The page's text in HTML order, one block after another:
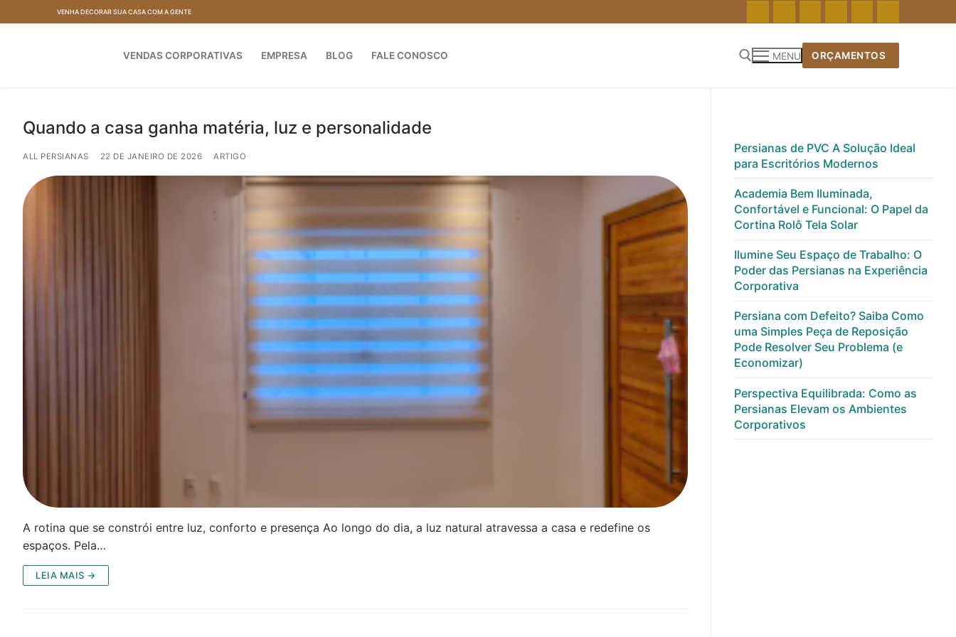
para
VENHA DECORAR SUA CASA COM A GENTE
VENDAS CORPORATIVAS EMPRESA BLOG FALE CONOSCO MENU ORÇAMENTOS
Quando a casa ganha matéria, luz e personalidade
ALL PERSIANAS 22 DE JANEIRO DE 2026 ARTIGO
A rotina que se constrói entre luz, conforto e presença Ao longo do dia, a luz natural atravessa a casa e redefine os
espaços. Pela…
LEIA MAIS →
Persianas de PVC A Solução Ideal
para Escritórios Modernos
Academia Bem Iluminada,
Confortável e Funcional: O Papel da
Cortina Rolô Tela Solar
Ilumine Seu Espaço de Trabalho: O
Poder das Persianas na Experiência
Corporativa
Persiana com Defeito? Saiba Como
uma Simples Peça de Reposição
Pode Resolver Seu Problema (e
Economizar)
Perspectiva Equilibrada: Como as
Persianas Elevam os Ambientes
Corporativos